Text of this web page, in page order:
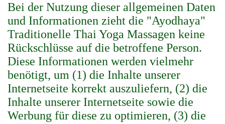
Bei der Nutzung dieser allgemeinen Daten
und Informationen zieht die "Ayodhaya"
Traditionelle Thai Yoga Massagen keine
Rückschlüsse auf die betroffene Person.
Diese Informationen werden vielmehr
benötigt, um (1) die Inhalte unserer
Internetseite korrekt auszuliefern, (2) die
Inhalte unserer Internetseite sowie die
Werbung für diese zu optimieren, (3) die